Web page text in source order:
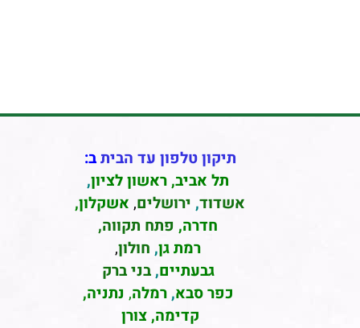
תיקון טלפון עד הביתב:
תל אביב, ראשון לציון,
אשדוד, ירושלים, אשקלון,
חדרה, פתח תקווה,
רמת גן, חולון,
גבעתיים,בני ברק
כפר סבא,רמלה, נתניה,
קדימה, צורן